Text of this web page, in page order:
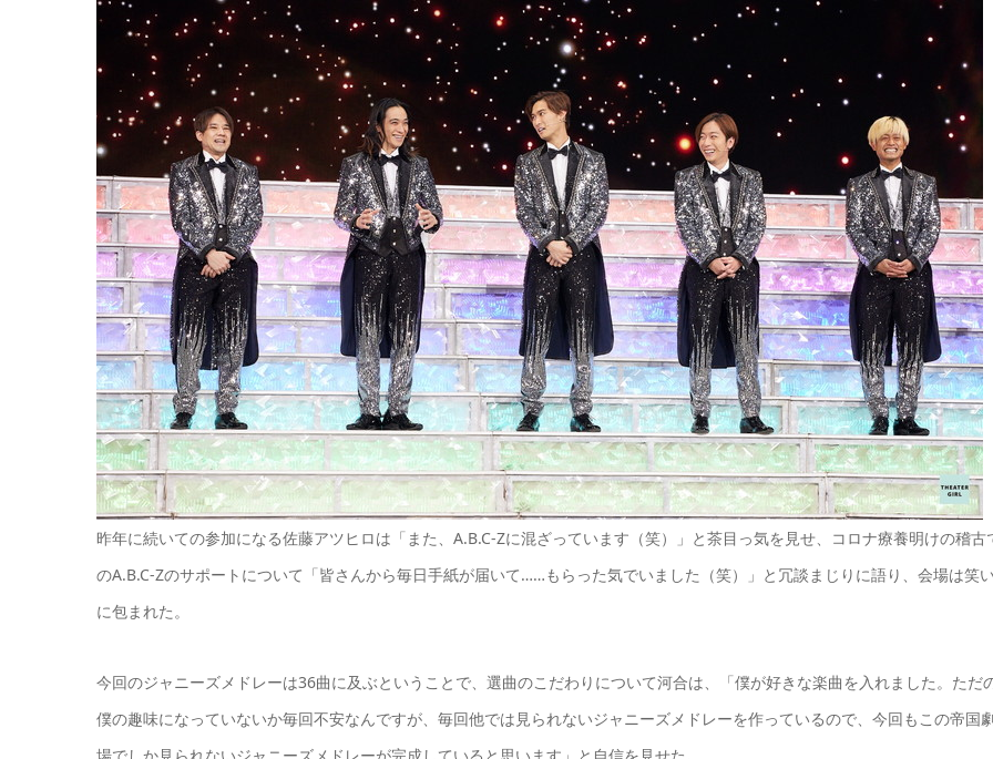
昨年に続いての参加になる佐藤アツヒロは「また、A.B.C-Zに混ざっています（笑）」と茶目っ気を見せ、コロナ療養明けの稽古
のA.B.C-Zのサポートについて「皆さんから毎日手紙が届いて……もらった気でいました（笑）」と冗談まじりに語り、会場は笑
に包まれた。
今回のジャニーズメドレーは36曲に及ぶということで、選曲のこだわりについて河合は、「僕が好きな楽曲を入れました。ただ
僕の趣味になっていないか毎回不安なんですが、毎回他では見られないジャニーズメドレーを作っているので、今回もこの帝国